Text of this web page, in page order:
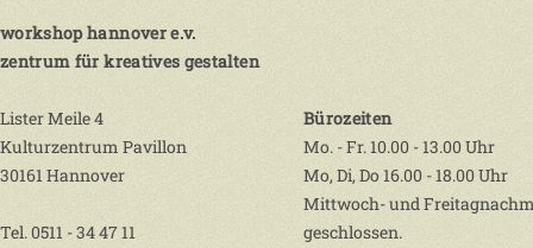
workshop hannover e.v.
zentrum für kreatives gestalten
Lister Meile 4
Kulturzentrum Pavillon
30161 Hannover
Tel. 0511 - 34 47 11
Bürozeiten
Mo. - Fr. 10.00 - 13.00 Uhr
Mo, Di, Do 16.00 - 18.00 Uhr
Mittwoch- und
geschlossen.